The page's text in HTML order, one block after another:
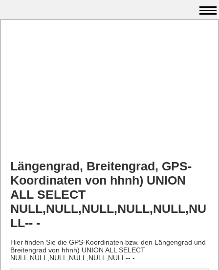
Längengrad, Breitengrad, GPS-
Koordinaten von hhnh) UNION
ALL SELECT
NULL,NULL,NULL,NULL,NULL,NU
LL-- -
Hier finden Sie die GPS-Koordinaten bzw. den Längengrad und
Breitengrad von hhnh) UNION ALL SELECT
NULL,NULL,NULL,NULL,NULL,NULL-- -.